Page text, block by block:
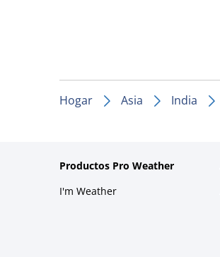
Hogar Asia India
Productos Pro Weather
I'm Weather